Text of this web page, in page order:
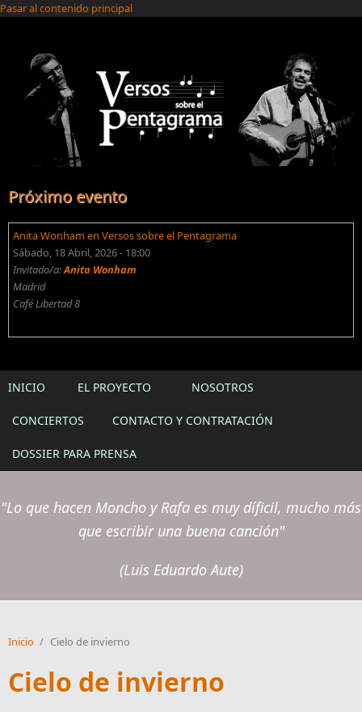
Pasar al contenido principal
Próximo evento
Anita Wonham en Versos sobre el Pentagrama
Sábado, 18 Abril, 2026 - 18:00
Invitado/a:Anita Wonham
Madrid
Café Libertad 8
INICIO EL PROYECTO NOSOTROS
CONCIERTOS CONTACTO Y CONTRATACIÓN
DOSSIER PARA PRENSA
"Lo que hacen Moncho y Rafa es muy díficil, mucho más
que escribir una buena canción"
(Luis Eduardo Aute)
Inicio / Cielo de invierno
Cielo de invierno